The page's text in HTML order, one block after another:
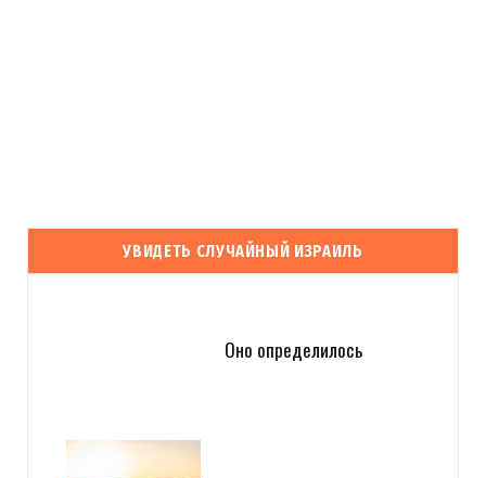
УВИДЕТЬ СЛУЧАЙНЫЙ ИЗРАИЛЬ
Оно определилось